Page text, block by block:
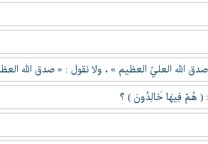
الله العليّ العظيم » ، ولا نقول : « صدق الله
( هُمْ فِيهَا خَالِدُونَ ) ؟